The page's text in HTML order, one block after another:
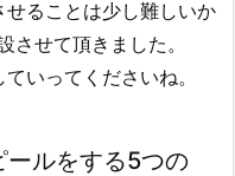
ることは少し難しいか
せて頂きました。
いってくださいね。
ルをする5つの